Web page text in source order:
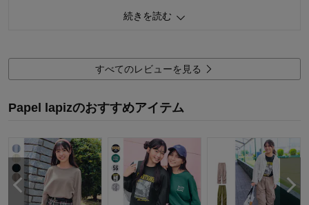
購入商品： ピーチ, １４０
お子さまのお気に入り度：
デザイン：
お子さまの性別：
お子様の年齢：
続きを読む
すべてのレビューを見る
Papel lapizのおすすめアイテム